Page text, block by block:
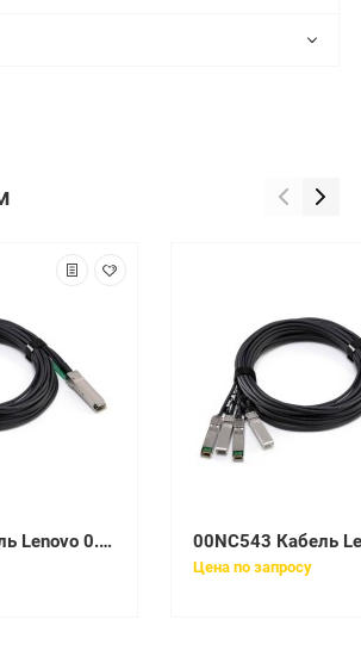
00NC539 Кабель Lenovo 0.6m 12 Gb SAS Cable (mSAS HD to mSAS HD) V7000
Цена по запросу